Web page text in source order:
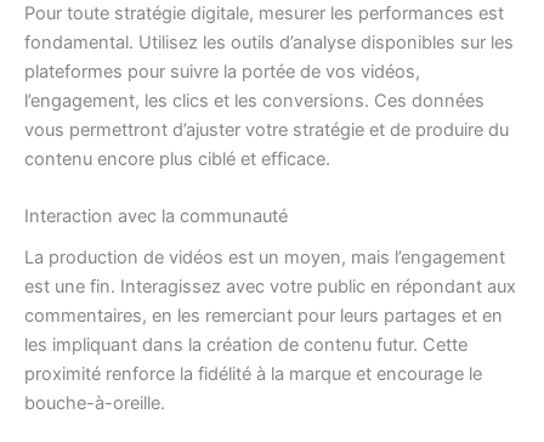
Pour toute stratégie digitale, mesurer les performances est
fondamental. Utilisez les outils d’analyse disponibles sur les
plateformes pour suivre la portée de vos vidéos,
l’engagement, les clics et les conversions. Ces données
vous permettront d’ajuster votre stratégie et de produire du
contenu encore plus ciblé et efficace.
Interaction avec la communauté
La production de vidéos est un moyen, mais l’engagement
est une fin. Interagissez avec votre public en répondant aux
commentaires, en les remerciant pour leurs partages et en
les impliquant dans la création de contenu futur. Cette
proximité renforce la fidélité à la marque et encourage le
bouche-à-oreille.